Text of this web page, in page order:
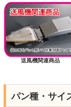
送風機関連商品
パン種・サイ